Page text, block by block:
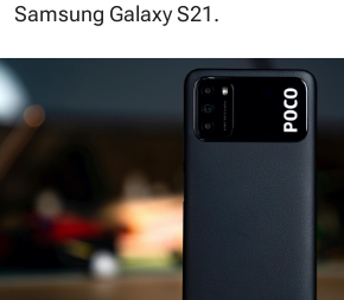
Samsung Galaxy S21.